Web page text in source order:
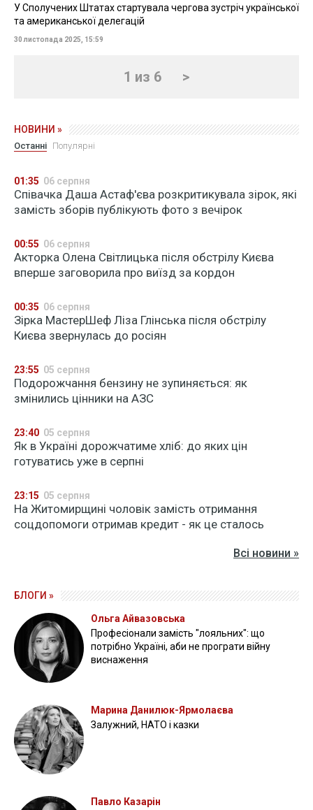
У Сполучених Штатах стартувала чергова зустріч української
та американської делегацій
30 листопада 2025, 15:59
1 из 6 >
НОВИНИ »
Останні Популярні
01:35 06 серпня
Співачка Даша Астаф'єва розкритикувала зірок, які
замість зборів публікують фото з вечірок
00:55 06 серпня
Акторка Олена Світлицька після обстрілу Києва
вперше заговорила про виїзд за кордон
00:35 06 серпня
Зірка МастерШеф Ліза Глінська після обстрілу
Києва звернулась до росіян
23:55 05 серпня
Подорожчання бензину не зупиняється: як
змінились цінники на АЗС
23:40 05 серпня
Як в Україні дорожчатиме хліб: до яких цін
готуватись уже в серпні
23:15 05 серпня
На Житомирщині чоловік замість отримання
соцдопомоги отримав кредит - як це сталось
Всі новини »
БЛОГИ »
Ольга Айвазовська
Професіонали замість "лояльних": що
потрібно Україні, аби не програти війну
виснаження
Марина Данилюк-Ярмолаєва
Залужний, НАТО і казки
Павло Казарін